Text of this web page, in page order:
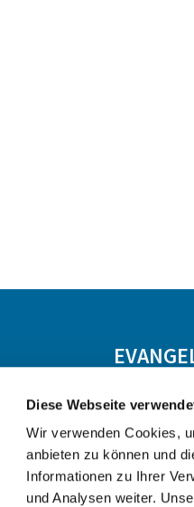
Diese Webseite
Wir verwenden Cookies,
anbieten zu können und
Informationen zu Ihrer
und Analysen weiter.